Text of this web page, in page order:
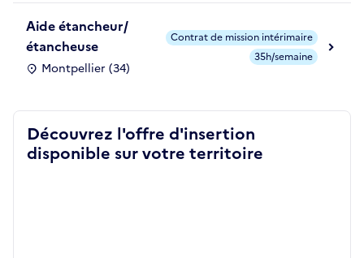
Aide étancheur/
étancheuse
Montpellier (34)
Contrat de mission intérimaire
35h/semaine
Découvrez l'offre d'insertion
disponible sur votre territoire